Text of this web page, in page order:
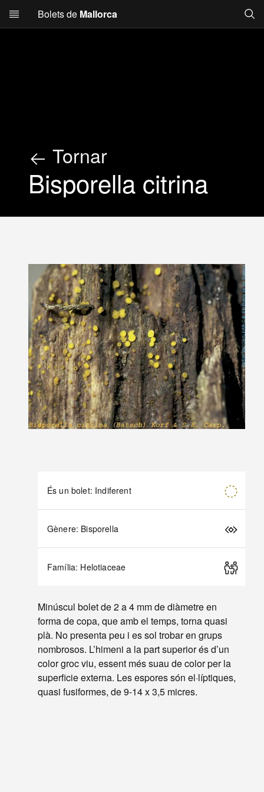
Skip to main content
Bolets de Mallorca
Tornar
Bisporella citrina
És un bolet: Indiferent
Gènere: Bisporella
Família: Helotiaceae
Minúscul bolet de 2 a 4 mm de diàmetre en
forma de copa, que amb el temps, torna quasi
plà. No presenta peu i es sol trobar en grups
nombrosos. L’himeni a la part superior és d’un
color groc viu, essent més suau de color per la
superficie externa. Les espores són el·líptiques,
quasi fusiformes, de 9-14 x 3,5 micres.